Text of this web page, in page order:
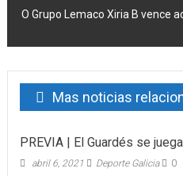
O Grupo Lemaco Xiria B vence
Mas noticias
PREVIA | El Guardés se
abril 6, 2021 Deporte Galicia 0